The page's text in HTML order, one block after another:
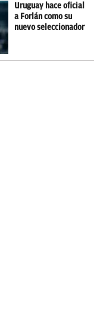
Uruguay hace oficial
a Forlán como su
nuevo seleccionador